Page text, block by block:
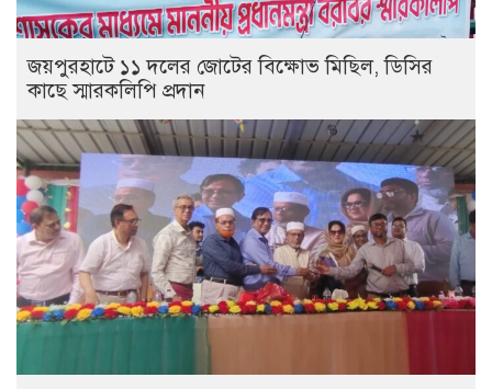
জয়পুরহাটে ১১ দলের জোটের বিক্ষোভ মিছিল, ডিসির
কাছে স্মারকলিপি প্রদান